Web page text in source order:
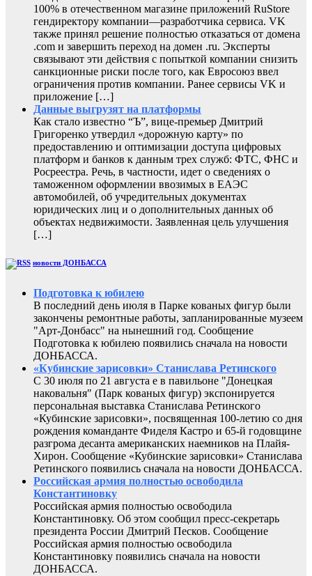
100% в отечественном магазине приложений RuStore
гендиректору компании—разработчика сервиса. VK
также принял решение полностью отказаться от домена
.com и завершить переход на домен .ru. Эксперты
связывают эти действия с попыткой компании снизить
санкционные риски после того, как Евросоюз ввел
ограничения против компании. Ранее сервисы VK и
приложение […]
Данные выгрузят на платформы
Как стало известно “Ъ”, вице-премьер Дмитрий
Григоренко утвердил «дорожную карту» по
предоставлению и оптимизации доступа цифровых
платформ и банков к данным трех служб: ФТС, ФНС и
Росреестра. Речь, в частности, идет о сведениях о
таможенном оформлении ввозимых в ЕАЭС
автомобилей, об учредительных документах
юридических лиц и о дополнительных данных об
объектах недвижимости. Заявленная цель улучшения
[…]
новости ДОНБАССА
Подготовка к юбилею
В последний день июля в Парке кованых фигур были
закончены ремонтные работы, запланированные музеем
"Арт-Донбасс" на нынешний год. Сообщение
Подготовка к юбилею появились сначала на новости
ДОНБАССА.
«Кубинские зарисовки» Станислава Ретинского
С 30 июля по 21 августа е в павильоне "Донецкая
наковальня" (Парк кованых фигур) экспонируется
персональная выставка Станислава Ретинского
«Кубинские зарисовки», посвященная 100-летию со дня
рождения команданте Фиделя Кастро и 65-й годовщине
разгрома десанта американских наемников на Плайя-
Хирон. Сообщение «Кубинские зарисовки» Станислава
Ретинского появились сначала на новости ДОНБАССА.
Российская армия полностью освободила
Константиновку
Российская армия полностью освободила
Константиновку. Об этом сообщил пресс-секретарь
президента России Дмитрий Песков. Сообщение
Российская армия полностью освободила
Константиновку появились сначала на новости
ДОНБАССА.